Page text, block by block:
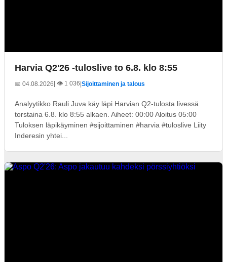
Harvia Q2'26 -tuloslive to 6.8. klo 8:55
📅 04.08.2026| 👁️ 1 036 Sijoittaminen ja talous
Analyytikko Rauli Juva käy läpi Harvian Q2-tulosta livessä
torstaina 6.8. klo 8:55 alkaen. Aiheet: 00:00 Aloitus 05:00
Tuloksen läpikäyminen #sijoittaminen #harvia #tuloslive Liity
Inderesin yhtei...